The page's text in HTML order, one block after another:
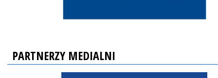
PARTNERZY MEDIALNI